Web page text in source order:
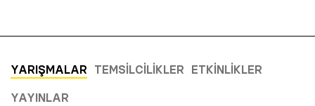
YARIŞMALAR TEMSILCILIKLER ETKINLIKLER
YAYINLAR